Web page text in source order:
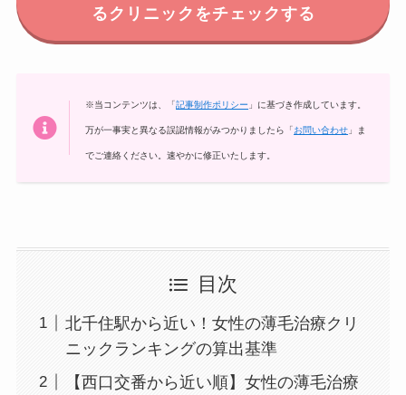
るクリニックをチェックする
※当コンテンツは、「記事制作ポリシー 」に基づき作成しています。
万が一事実と異なる誤認情報がみつかりましたら「お問い合わせ 」ま
でご連絡ください。速やかに修正いたします。
目次
北千住駅から近い！女性の薄毛治療クリ
ニックランキングの算出基準
【西口交番から近い順】女性の薄毛治療